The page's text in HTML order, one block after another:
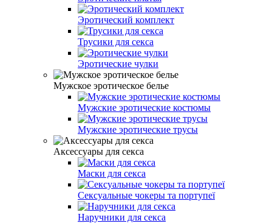
Эротический комплект
Трусики для секса
Эротические чулки
Мужское эротическое белье
Мужские эротические костюмы
Мужские эротические трусы
Аксессуары для секса
Маски для секса
Сексуальные чокеры та портупеї
Наручники для секса